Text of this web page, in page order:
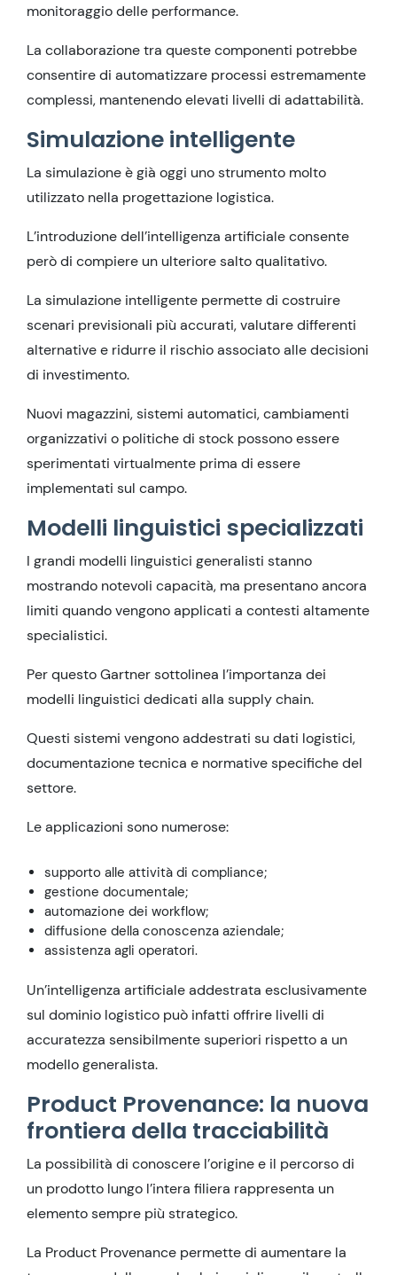
monitoraggio delle performance.
La collaborazione tra queste componenti potrebbe
consentire di automatizzare processi estremamente
complessi, mantenendo elevati livelli di adattabilità.
Simulazione intelligente
La simulazione è già oggi uno strumento molto
utilizzato nella progettazione logistica.
L’introduzione dell’intelligenza artificiale consente
però di compiere un ulteriore salto qualitativo.
La simulazione intelligente permette di costruire
scenari previsionali più accurati, valutare differenti
alternative e ridurre il rischio associato alle decisioni
di investimento.
Nuovi magazzini, sistemi automatici, cambiamenti
organizzativi o politiche di stock possono essere
sperimentati virtualmente prima di essere
implementati sul campo.
Modelli linguistici specializzati
I grandi modelli linguistici generalisti stanno
mostrando notevoli capacità, ma presentano ancora
limiti quando vengono applicati a contesti altamente
specialistici.
Per questo Gartner sottolinea l’importanza dei
modelli linguistici dedicati alla supply chain.
Questi sistemi vengono addestrati su dati logistici,
documentazione tecnica e normative specifiche del
settore.
Le applicazioni sono numerose:
supporto alle attività di compliance;
gestione documentale;
automazione dei workflow;
diffusione della conoscenza aziendale;
assistenza agli operatori.
Un’intelligenza artificiale addestrata esclusivamente
sul dominio logistico può infatti offrire livelli di
accuratezza sensibilmente superiori rispetto a un
modello generalista.
Product Provenance: la nuova
frontiera della tracciabilità
La possibilità di conoscere l’origine e il percorso di
un prodotto lungo l’intera filiera rappresenta un
elemento sempre più strategico.
La Product Provenance permette di aumentare la